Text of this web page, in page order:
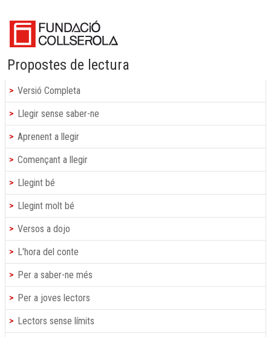
Propostes de lectura
Versió Completa
Llegir sense saber-ne
Aprenent a llegir
Començant a llegir
Llegint bé
Llegint molt bé
Versos a dojo
L'hora del conte
Per a saber-ne més
Per a joves lectors
Lectors sense límits